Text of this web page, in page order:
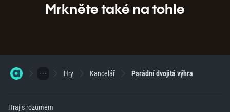
Mrkněte také na tohle
Hry Kancelář Parádní dvojitá výhra
Hraj s rozumem